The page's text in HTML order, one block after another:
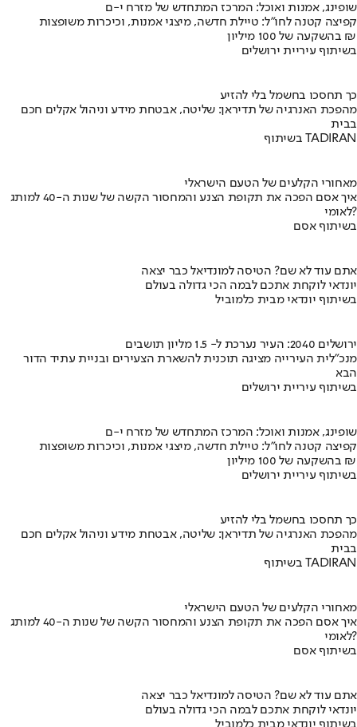
שופינג, אמנות ואוכל: המרכז המתחדש של מזרח י-ם
קפיצה קטנה לחו"ל: טיילת חדשה, מיצגי אמנות, וכיכרות משופצות
בהשקעה של 100 מיליון ₪
בשיתוף עיריית ירושלים
כך תחסכו בחשמל בלי להזיע
מהפכת האנרגיה של תדיראן: שליטה, אבטחת מידע וניהול אקלים חכם
בבית
בשיתוף TADIRAN
מאחורי הקלעים של הטעם הישראלי
איך אסם הפכה את תקופת הצנע והמחסור הקשה של שנות ה-40 למותג
לאומי?
בשיתוף אסם
אתם עוד לא שם? הטיסה למונדיאל כבר יצאה
יונדאי לוקחת אתכם לבמה הכי גדולה בעולם
בשיתוף יונדאי מבית כלמוביל
ירושלים 2040: העיר נערכת ל- 1.5 מליון תושבים
מנכ"לית העירייה מציגה תוכנית להשארת הצעירים ובניית עתיד הדור
הבא
בשיתוף עיריית ירושלים
שופינג, אמנות ואוכל: המרכז המתחדש של מזרח י-ם
קפיצה קטנה לחו"ל: טיילת חדשה, מיצגי אמנות, וכיכרות משופצות
בהשקעה של 100 מיליון ₪
בשיתוף עיריית ירושלים
כך תחסכו בחשמל בלי להזיע
מהפכת האנרגיה של תדיראן: שליטה, אבטחת מידע וניהול אקלים חכם
בבית
בשיתוף TADIRAN
מאחורי הקלעים של הטעם הישראלי
איך אסם הפכה את תקופת הצנע והמחסור הקשה של שנות ה-40 למותג
לאומי?
בשיתוף אסם
אתם עוד לא שם? הטיסה למונדיאל כבר יצאה
יונדאי לוקחת אתכם לבמה הכי גדולה בעולם